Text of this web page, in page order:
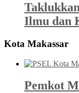
Ilmu dan
Kota Makassar
Pemkot